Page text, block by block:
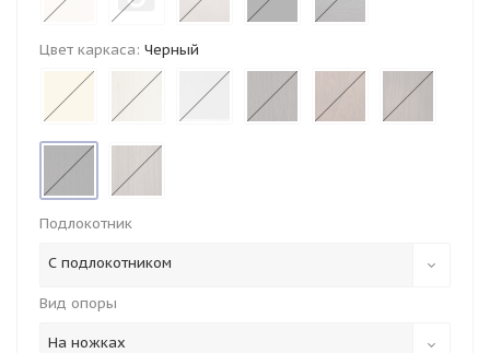
Цвет каркаса: Черный
Подлокотник
С подлокотником
Вид опоры
На ножках